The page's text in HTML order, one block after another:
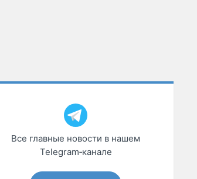
Все главные новости в нашем
Telegram‑канале